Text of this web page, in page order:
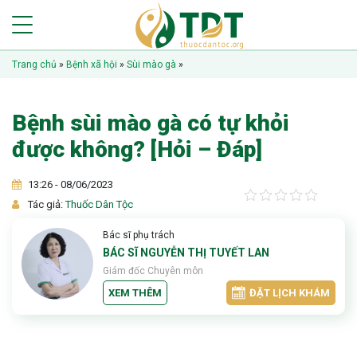
Trang chủ » Bệnh xã hội » Sùi mào gà »
Bệnh sùi mào gà có tự khỏi
được không? [Hỏi – Đáp]
13:26 - 08/06/2023
Tác giả:Thuốc Dân Tộc
Bác sĩ phụ trách
BÁC SĨ NGUYỄN THỊ TUYẾT LAN
Giám đốc Chuyên môn
XEM THÊM ĐẶT LỊCH KHÁM